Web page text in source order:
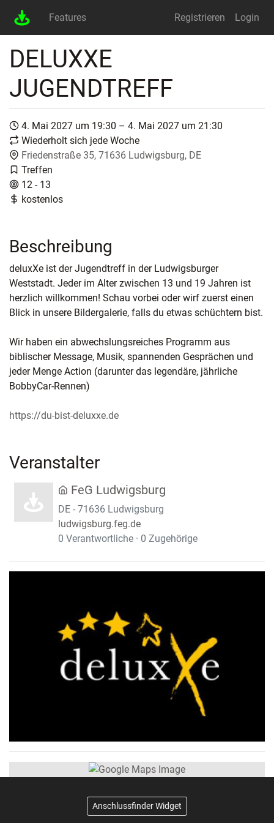
Features Registrieren Login
DELUXXE
JUGENDTREFF
4. Mai 2027 um 19:30 – 4. Mai 2027 um 21:30
Wiederholt sich jede Woche
Friedenstraße 35, 71636 Ludwigsburg, DE
Treffen
12 - 13
kostenlos
Beschreibung
deluxXe ist der Jugendtreff in der Ludwigsburger
Weststadt. Jeder im Alter zwischen 13 und 19 Jahren ist
herzlich willkommen! Schau vorbei oder wirf zuerst einen
Blick in unsere Bildergalerie, falls du etwas schüchtern bist.
Wir haben ein abwechslungsreiches Programm aus
biblischer Message, Musik, spannenden Gesprächen und
jeder Menge Action (darunter das legendäre, jährliche
BobbyCar-Rennen)
https://du-bist-deluxxe.de
Veranstalter
FeG Ludwigsburg
DE - 71636 Ludwigsburg
ludwigsburg.feg.de
0 Verantwortliche · 0 Zugehörige
Anschlussfinder Widget